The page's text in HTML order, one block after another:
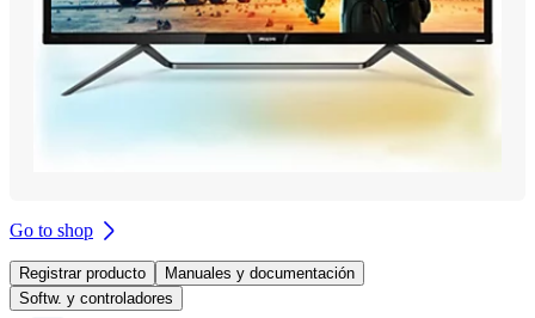
Go to shop
Registrar producto
Manuales y documentación
Softw. y controladores